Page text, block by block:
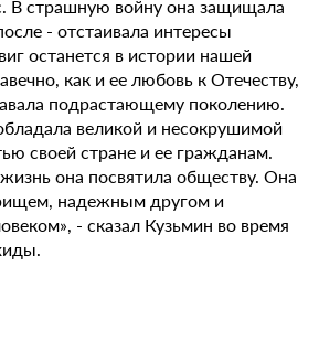
В страшную войну она защищала
- отстаивала интересы
останется в истории нашей
как и ее любовь к Отечеству,
подрастающему поколению.
великой и несокрушимой
своей стране и ее гражданам.
она посвятила обществу. Она
надежным другом и
- сказал Кузьмин во время